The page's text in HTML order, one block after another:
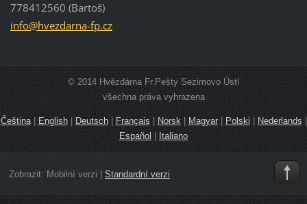
778412560 (Bartoš)
info@hvezdarna-fp.cz
© 2014 Hvězdárna Fr.Pešty Sezimovo Ústí
všechna práva vyhrazena
Čeština| English| Deutsch| Français Norsk| Magyar| Polski Nederlands
Español
Italiano
Zobrazit: Mobilní verzi | Standardní verzi